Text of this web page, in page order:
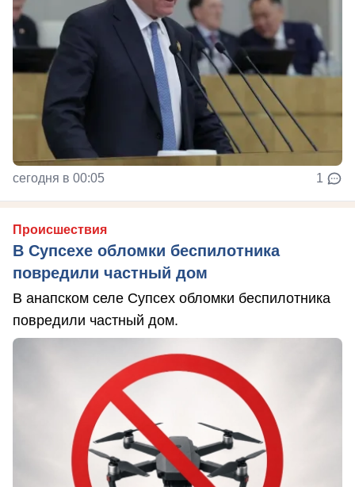
сегодня в 00:05 1
Происшествия
В Супсехе обломки беспилотника
повредили частный дом
В анапском селе Супсех обломки беспилотника
повредили частный дом.